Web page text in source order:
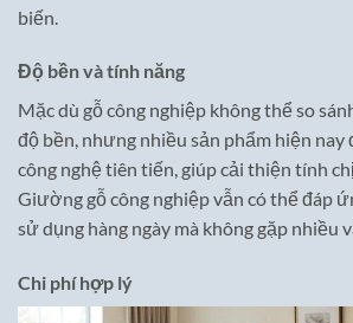
biến.
Độ bền và tính năng
Mặc dù gỗ công nghiệp không thể so
độ bền, nhưng nhiều sản phẩm hiện
công nghệ tiên tiến, giúp cải thiện tính
Giường gỗ công nghiệp vẫn có thể đáp
sử dụng hàng ngày mà không gặp nhiều
Chi phí hợp lý